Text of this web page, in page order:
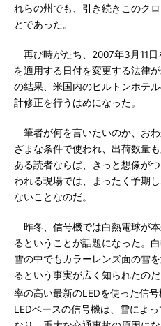
れらの州でも、引き続きこのク
とであった。
再び時がたち、2007年3月11日
を適用する日付を変更する法律
の結果、米国内のヒルトンホテ
計修正を行うはめになった。
筆者が何を言いたいのか、お
ざまな条件で使われ、出荷数量
ある読者ならば、きっと想像が
われる現場では、まったく予期
ないことなのだ。
昨冬、信号機では白熱電球が
るということが話題になった。
雪の中でもカラーレンズ面の雪
るという事実が広く知られたの
率の高い最新のLEDを使った信
LEDベースの信号機は、雪によ